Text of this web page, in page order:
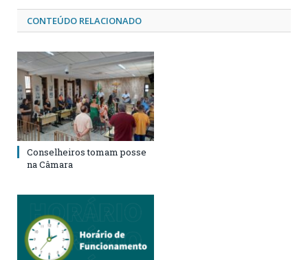
CONTEÚDO RELACIONADO
Conselheiros tomam posse
na Câmara